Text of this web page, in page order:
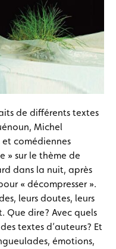
de différents textes
Michel
comédiennes
» sur le thème de
dans la nuit, après
« décompresser ».
leurs doutes, leurs
Que dire? Avec quels
textes d’auteurs? Et
émotions,